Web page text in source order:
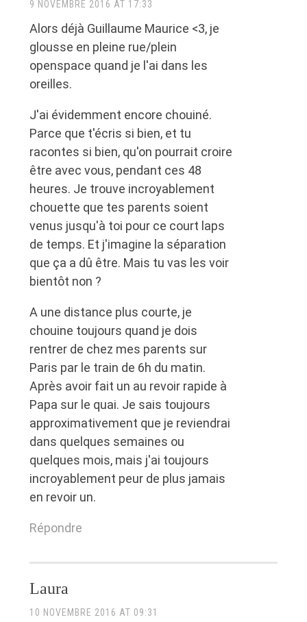
9 NOVEMBRE 2016 AT 17:33
Alors déjà Guillaume Maurice <3, je
glousse en pleine rue/plein
openspace quand je l'ai dans les
oreilles.
J'ai évidemment encore chouiné.
Parce que t'écris si bien, et tu
racontes si bien, qu'on pourrait croire
être avec vous, pendant ces 48
heures. Je trouve incroyablement
chouette que tes parents soient
venus jusqu'à toi pour ce court laps
de temps. Et j'imagine la séparation
que ça a dû être. Mais tu vas les voir
bientôt non ?
A une distance plus courte, je
chouine toujours quand je dois
rentrer de chez mes parents sur
Paris par le train de 6h du matin.
Après avoir fait un au revoir rapide à
Papa sur le quai. Je sais toujours
approximativement que je reviendrai
dans quelques semaines ou
quelques mois, mais j'ai toujours
incroyablement peur de plus jamais
en revoir un.
Répondre
Laura
10 NOVEMBRE 2016 AT 09:31